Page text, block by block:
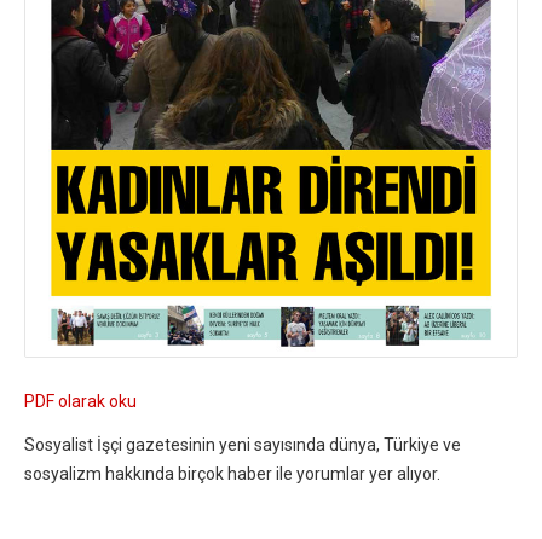
PDF olarak oku
Sosyalist İşçi gazetesinin yeni sayısında dünya, Türkiye ve
sosyalizm hakkında birçok haber ile yorumlar yer alıyor.